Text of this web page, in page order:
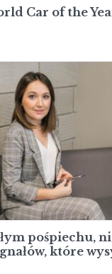
Car of the
pośpiechu,
które